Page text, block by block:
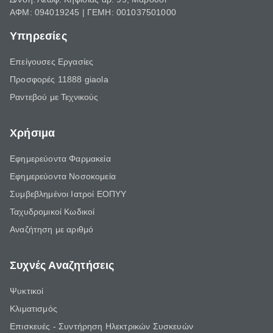
ΑΦΜ: 094019245 | ΓΕΜΗ: 001037501000
Υπηρεσίες
Επείγουσες Εργασίες
Προσφορές 11888 giaola
Ραντεβού με Τεχνικούς
Χρήσιμα
Εφημερεύοντα Φαρμακεία
Εφημερεύοντα Νοσοκομεία
Συμβεβλημένοι Ιατροί ΕΟΠΥΥ
Ταχυδρομικοί Κωδικοί
Αναζήτηση με αριθμό
Συχνές Αναζητήσεις
Ψυκτικοί
Κλιματισμός
Επισκευές - Συντήρηση Ηλεκτρικών Συσκευών